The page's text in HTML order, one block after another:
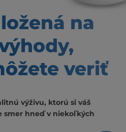
na
veriť
výživu, ktorú si váš
smer hneď v niekoľkých